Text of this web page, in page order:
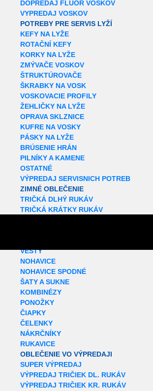
DOPREDAJ FLUOR VOSKOV
VYPREDAJ VOSKOV
POTREBY PRE SERVIS LYŽÍ
KEFY NA LYŽE
ROTAČNÍ KEFY
KORKY NA LYŽE
ZMÝVAČE VOSKOV
ŠTRUKTÚROVAČE
ŠKRABKY NA VOSK
VOSKOVACIE PROFILY
ŽEHLIČKY NA LYŽE
OPRAVA SKLZNICE
KUFRE NA VOSKY
PÁSKY NA LYŽE
BRÚSENIE HRÁN
PILNÍKY A KAMENE
OSTATNÉ
VÝPREDAJ SERVISNICH POTREB
ZIMNÉ OBLEČENIE
TRIČKÁ DLHÝ RUKÁV
TRIČKÁ KRÁTKY RUKÁV
VESTY
NOHAVICE
NOHAVICE SPODNÉ
ŠATY A SUKNE
KOMBINÉZY
PONOŽKY
ČIAPKY
ČELENKY
NÁKRČNÍKY
RUKAVICE
OBLEČENIE VO VÝPREDAJI
SUPER VÝPREDAJ
VÝPREDAJ TRIČIEK DL. RUKÁV
VÝPREDAJ TRIČIEK KR. RUKÁV